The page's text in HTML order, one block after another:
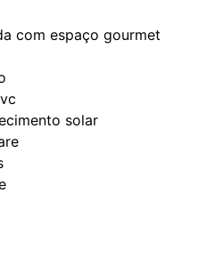
com espaço gourmet
solar
✅ Próximo ao clube